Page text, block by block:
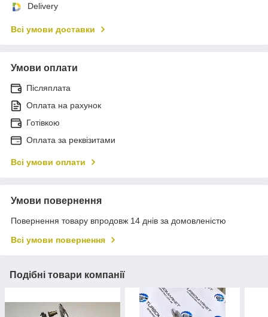
Delivery
Всі умови доставки
Умови оплати
Післяплата
Оплата на рахунок
Готівкою
Оплата за реквізитами
Всі умови оплати
Умови повернення
Повернення товару впродовж 14 днів за домовленістю
Всі умови повернення
Подібні товари компанії